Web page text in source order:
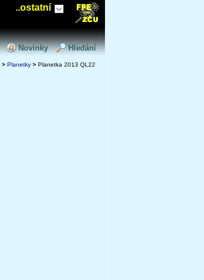
..ostatní
Novinky Hledání
> Planetky > Planetka 2013 QL22